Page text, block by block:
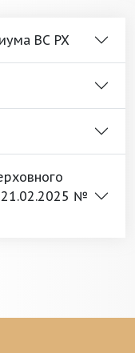
ВС РХ
21.02.2025 №